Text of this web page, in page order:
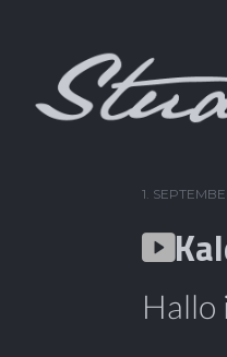
1.
Hallo